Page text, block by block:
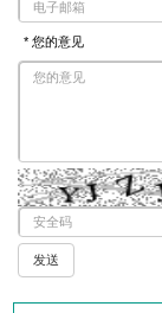
* 您的意见